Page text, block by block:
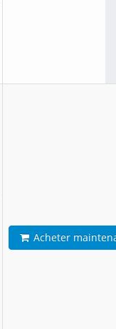
Acheter